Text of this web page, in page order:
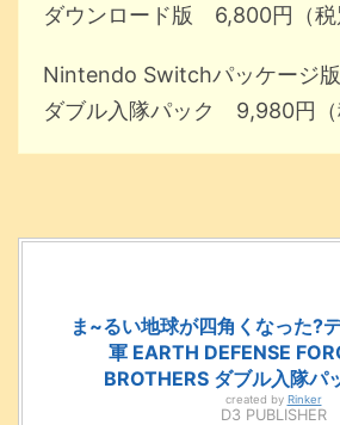
ダウンロード版 6,800円（税
Nintendo Switchパッケージ
ダブル入隊パック 9,980円（
ま~るい地球が四角くなった?
軍 EARTH DEFENSE
BROTHERS ダブル入隊
created by Rinker
D3 PUBLISHER